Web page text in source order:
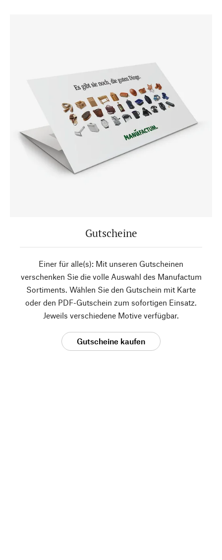
Gutscheine
Einer für alle(s): Mit unseren Gutscheinen
verschenken Sie die volle Auswahl des Manufactum
Sortiments. Wählen Sie den Gutschein mit Karte
oder den PDF-Gutschein zum sofortigen Einsatz.
Jeweils verschiedene Motive verfügbar.
Gutscheine kaufen